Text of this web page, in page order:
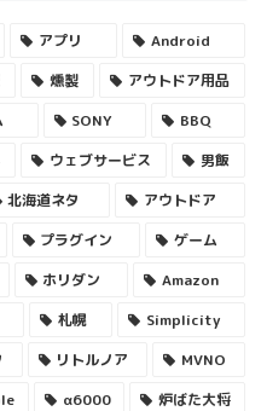
アプリ
Android
燻製
アウトドア用品
SONY
BBQ
ウェブサービス
男飯
北海道ネタ
アウトドア
プラグイン
ゲーム
ホリダン
Amazon
札幌
Simplicity
リトルノア
MVNO
α6000
炉ばた大将